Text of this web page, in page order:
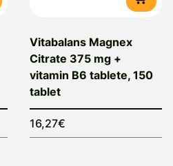
Vitabalans Magnex
Citrate 375 mg +
vitamin B6 tablete, 150
tablet
16,27€